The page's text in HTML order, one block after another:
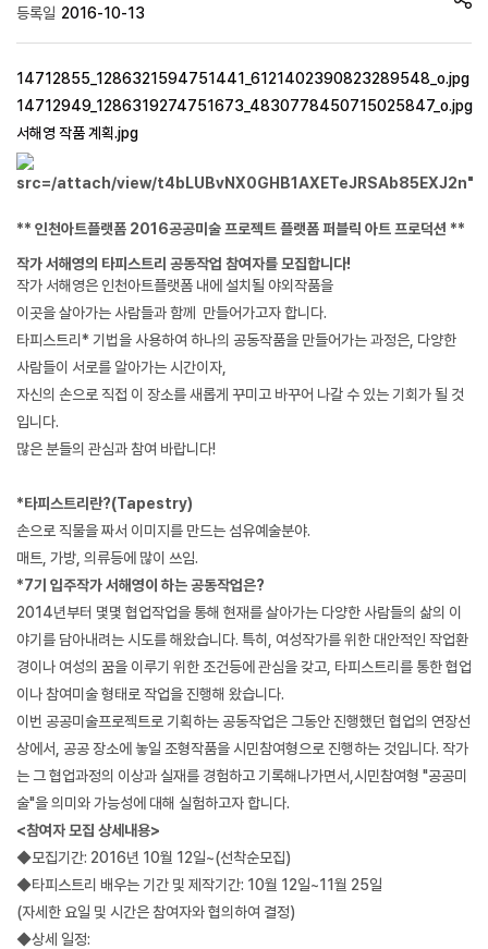
등록일 2016-10-13
14712855_1286321594751441_6121402390823289548_o.jpg
14712949_1286319274751673_4830778450715025847_o.jpg
서해영 작품 계획.jpg
** 인천아트플랫폼 2016공공미술 프로젝트 플랫폼 퍼블릭 아트 프로덕션 **
작가 서해영의 타피스트리 공동작업 참여자를 모집합니다!
작가 서해영은 인천아트플랫폼 내에 설치될 야외작품을
이 곳을 살아가는 사람들과 함께 만들어가고자 합니다.
타피스트리* 기법을 사용하여 하나의 공동작품을 만들어가는 과정은, 다양한
사람들이 서로를 알아가는 시간이자,
자신의 손으로 직접 이 장소를 새롭게 꾸미고 바꾸어 나갈 수 있는 기회가 될 것
입니다.
많은 분들의 관심과 참여 바랍니다!
*타피스트리란?(Tapestry)
손으로 직물을 짜서 이미지를 만드는 섬유예술분야.
매트, 가방, 의류등에 많이 쓰임.
*7기 입주작가 서해영이 하는 공동작업은?
2014년부터 몇몇 협업작업을 통해 현재를 살아가는 다양한 사람들의 삶의 이
야기를 담아내려는 시도를 해왔습니다. 특히, 여성작가를 위한 대안적인 작업환
경이나 여성의 꿈을 이루기 위한 조건등에 관심을 갖고, 타피스트리를 통한 협업
이나 참여미술 형태로 작업을 진행해 왔습니다.
이번 공공미술프로젝트로 기획하는 공동작업은 그동안 진행했던 협업의 연장선
상에서, 공공 장소에 놓일 조형작품을 시민참여형으로 진행하는 것입니다. 작가
는 그 협업과정의 이상과 실재를 경험하고 기록해나가면서,시민참여형 "공공미
술"을 의미와 가능성에 대해 실험하고자 합니다.
<참여자 모집 상세내용>
◆모집기간: 2016년 10월 12일~(선착순모집)
◆타피스트리 배우는 기간 및 제작기간: 10월 12일~11월 25일
(자세한 요일 및 시간은 참여자와 협의하여 결정)
◆상세 일정: